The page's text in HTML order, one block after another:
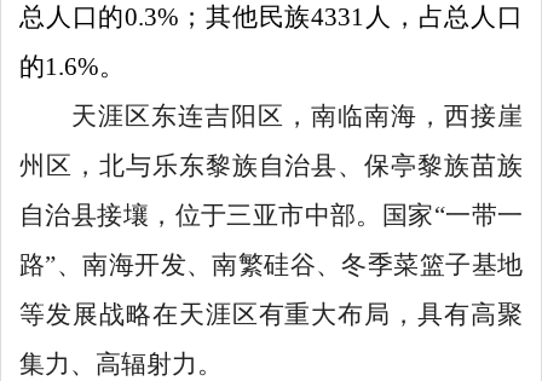
总人口的0.3% ；其他民族4331 人，占总人口
的1.6%。
天涯区东连吉阳区，南临南海，西接崖
州区，北与乐东黎族自治县、保亭黎族苗族
自治县接壤，位于三亚市中部。国家“一带一
路”、南海开发、南繁硅谷、冬季菜篮子基地
等发展战略在天涯区有重大布局，具有高聚
集力、高辐射力。